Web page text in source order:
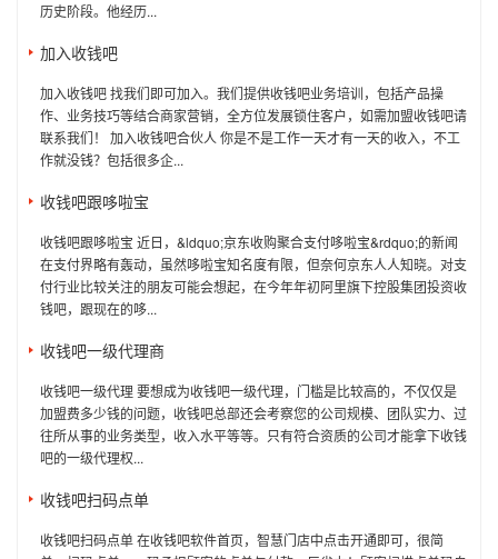
历史阶段。他经历...
加入收钱吧
加入收钱吧 找我们即可加入。我们提供收钱吧业务培训，包括产品操
作、业务技巧等结合商家营销，全方位发展锁住客户，如需加盟收钱吧请
联系我们！ 加入收钱吧合伙人 你是不是工作一天才有一天的收入，不工
作就没钱？包括很多企...
收钱吧跟哆啦宝
收钱吧跟哆啦宝 近日，&ldquo;京东收购聚合支付哆啦宝&rdquo;的新闻
在支付界略有轰动，虽然哆啦宝知名度有限，但奈何京东人人知晓。对支
付行业比较关注的朋友可能会想起，在今年年初阿里旗下控股集团投资收
钱吧，跟现在的哆...
收钱吧一级代理商
收钱吧一级代理 要想成为收钱吧一级代理，门槛是比较高的，不仅仅是
加盟费多少钱的问题，收钱吧总部还会考察您的公司规模、团队实力、过
往所从事的业务类型，收入水平等等。只有符合资质的公司才能拿下收钱
吧的一级代理权...
收钱吧扫码点单
收钱吧扫码点单 在收钱吧软件首页，智慧门店中点击开通即可，很简